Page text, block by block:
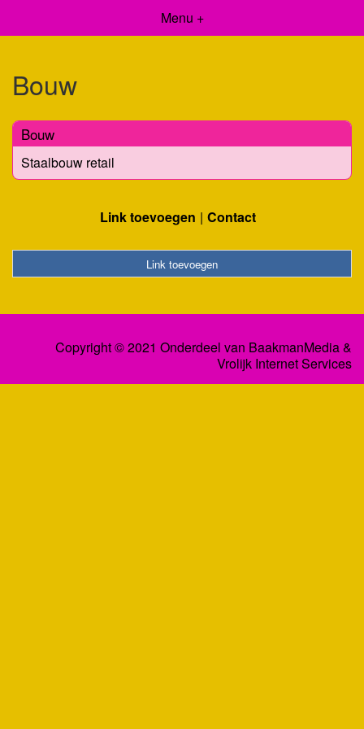
Menu +
Bouw
Bouw
Staalbouw retail
Link toevoegen Contact
Link toevoegen
Copyright © 2021 Onderdeel van BaakmanMedia&
Vrolijk Internet Services